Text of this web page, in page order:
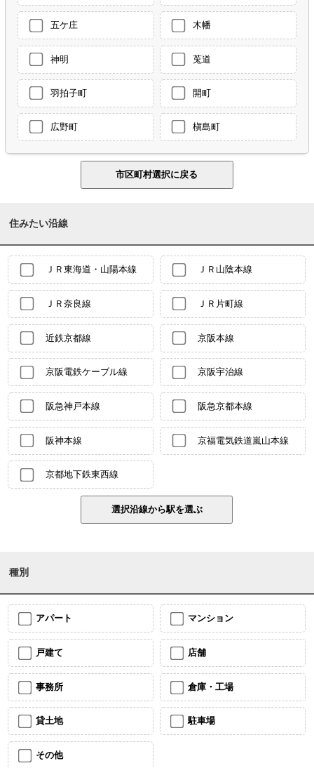
五ケ庄 木幡
神明 莵道
羽拍子町 開町
広野町 槇島町
住みたい沿線
ＪＲ東海道・山陽本線 ＪＲ山陰本線
ＪＲ奈良線 ＪＲ片町線
近鉄京都線 京阪本線
京阪電鉄ケーブル線 京阪宇治線
阪急神戸本線 阪急京都本線
阪神本線 京福電気鉄道嵐山本線
京都地下鉄東西線
種別
アパート マンション
戸建て 店舗
事務所 倉庫・工場
貸土地 駐車場
その他